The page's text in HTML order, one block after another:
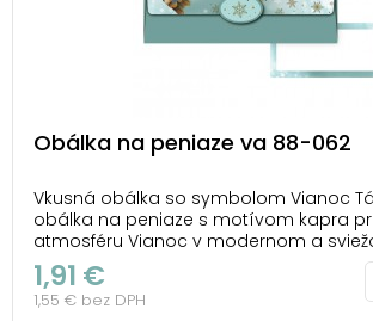
Obálka na peniaze va 88-062
Vkusná obálka so symbolom Vianoc
obálka na peniaze s motívom kapra
atmosféru Vianoc v modernom a
Kapor ako typický symbol českých
doplnený jemnými snehovými
zlatými detailmi na ľadovo modrom
1,91 €
1,55 € bez DPH